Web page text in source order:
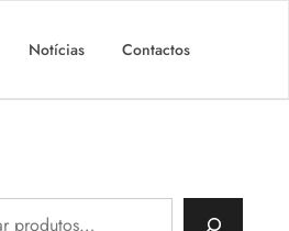
Notícias Contactos